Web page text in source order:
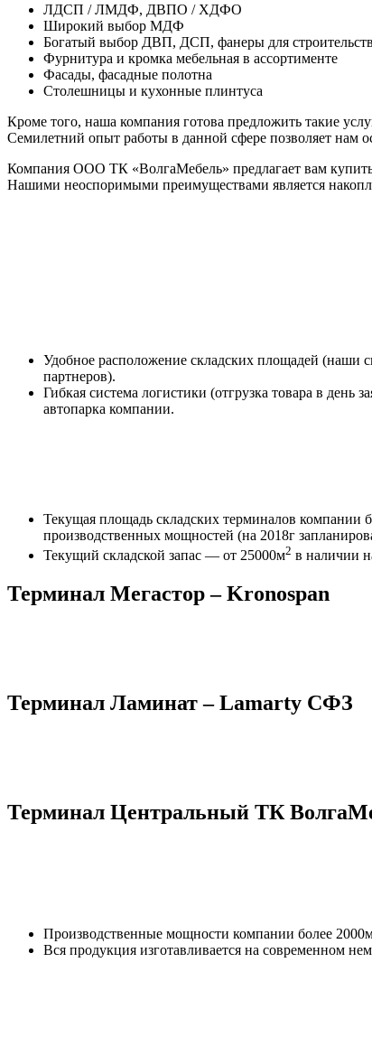
ЛДСП / ЛМДФ, ДВПО / ХДФО
Широкий выбор МДФ
Богатый выбор ДВП, ДСП, фанеры для
Фурнитура и кромка мебельная в ассортименте
Фасады, фасадные полотна
Столешницы и кухонные плинтуса
Кроме того, наша компания готова предложить такие
Семилетний опыт работы в данной сфере позволяет
Компания ООО ТК «ВолгаМебель» предлагает вам
Нашими неоспоримыми преимуществами является
Удобное расположение складских площадей (наши
партнеров).
Гибкая система логистики (отгрузка товара в день
автопарка компании.
Текущая площадь складских терминалов компании
производственных мощностей (на 2018г
Текущий складской запас — от 25000м2 в наличии
Терминал Мегастор – Kronospan
Терминал Ламинат – Lamarty СФЗ
Терминал Центральный ТК
Производственные мощности компании более
Вся продукция изготавливается на современном